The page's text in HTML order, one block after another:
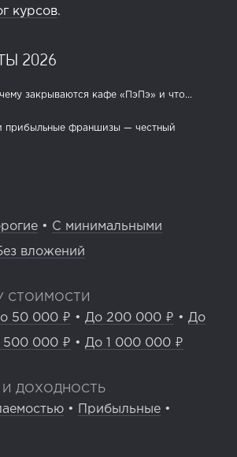
курсов.
2026
закрываются кафе «ПэПэ» и что...
прибыльные франшизы — честный
• С минимальными
вложений
СТОИМОСТИ
50 000 ₽ • До 200 000 ₽ • До
500 000 ₽ • До 1 000 000 ₽
ДОХОДНОСТЬ
• Прибыльные •